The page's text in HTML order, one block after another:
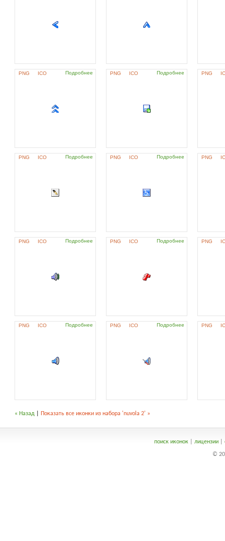
PNG ICO Подробнее PNG ICO Подробнее PNG
PNG ICO Подробнее PNG ICO Подробнее PNG
PNG ICO Подробнее PNG ICO Подробнее PNG
PNG ICO Подробнее PNG ICO Подробнее PNG
« Назад Показать все иконки из набора 'nuvola 2' »
поиск иконок| лицензии|
©